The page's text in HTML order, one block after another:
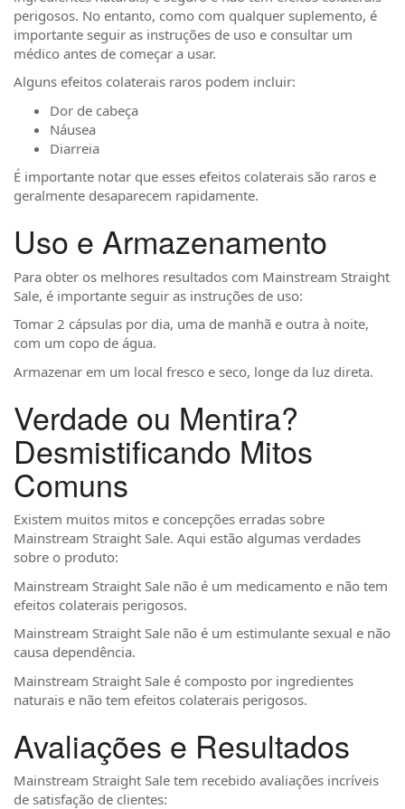
perigosos. No entanto, como com qualquer suplemento, é
importante seguir as instruções de uso e consultar um
médico antes de começar a usar.
Alguns efeitos colaterais raros podem incluir:
Dor de cabeça
Náusea
Diarreia
É importante notar que esses efeitos colaterais são raros e
geralmente desaparecem rapidamente.
Uso e Armazenamento
Para obter os melhores resultados com Mainstream Straight
Sale, é importante seguir as instruções de uso:
Tomar 2 cápsulas por dia, uma de manhã e outra à noite,
com um copo de água.
Armazenar em um local fresco e seco, longe da luz direta.
Verdade ou Mentira?
Desmistificando Mitos
Comuns
Existem muitos mitos e concepções erradas sobre
Mainstream Straight Sale. Aqui estão algumas verdades
sobre o produto:
Mainstream Straight Sale não é um medicamento e não tem
efeitos colaterais perigosos.
Mainstream Straight Sale não é um estimulante sexual e não
causa dependência.
Mainstream Straight Sale é composto por ingredientes
naturais e não tem efeitos colaterais perigosos.
Avaliações e Resultados
Mainstream Straight Sale tem recebido avaliações incríveis
de satisfação de clientes: